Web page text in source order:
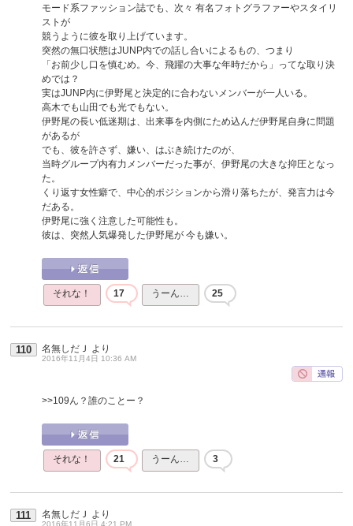
モード系ファッション誌でも、次々 有名フォトグラファーやスタイリ
ストが
競うように彼を取り上げています。
突然の無口状態はJUNP内での話し合いによるもの、つまり
「お前少し口を慎むめ。今、飛躍の大事な年時だから」ってな取り決
めでは？
実はJUNP内に伊野尾と決定的に合わないメンバーが一人いる。
高木でも山田でも光でもない。
伊野尾の長い低迷期は、出来事を内側にため込んだ伊野尾自身に問題
があるが
でも、彼を許さず、嫌い、はぶき続けたのが、
当時グループ内有力メンバーだった事が、伊野尾の大きな抑圧となっ
た。
くり返す女性癖で、中心的ポジションから滑り落ちたが、発言力は今
だある。
伊野尾に強く注意した可能性も。
彼は、突然人気爆発した伊野尾が 今も嫌い。
それな！ 17 うーん… 25
110 名無しだＪ より
2016年11月4日 10:36 AM
>>109ん？誰のことー？
それな！ 21 うーん… 3
111 名無しだＪ より
2016年11月6日 4:21 PM